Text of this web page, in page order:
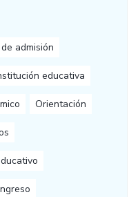
admisión
educativa
Orientación